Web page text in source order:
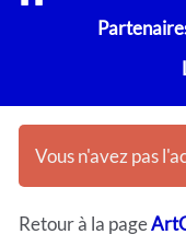
Vous n'avez pas
Retour à la page